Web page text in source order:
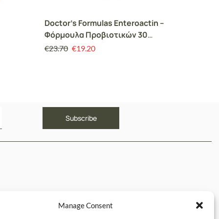
Manage Consent
Doctor’s Formulas Enteroactin –
Φόρμουλα Προβιοτικών 30
κάψουλες
€23.70 €19.20